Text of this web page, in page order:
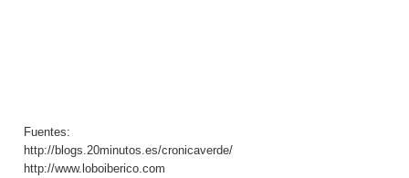
Fuentes:
http://blogs.20minutos.es/cronicaverde/
http://www.loboiberico.com